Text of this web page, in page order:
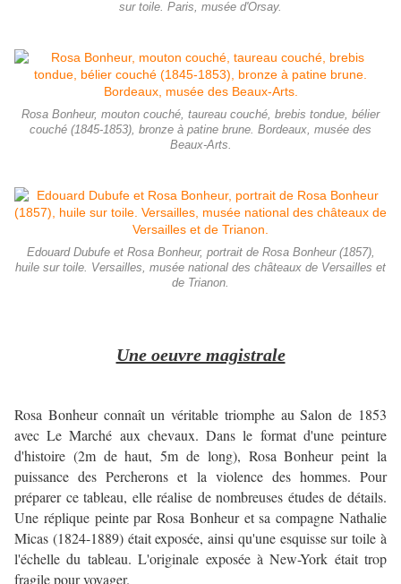
sur toile. Paris, musée d'Orsay.
Rosa Bonheur, mouton couché, taureau couché, brebis tondue, bélier
couché (1845-1853), bronze à patine brune. Bordeaux, musée des
Beaux-Arts.
Edouard Dubufe et Rosa Bonheur, portrait de Rosa Bonheur (1857),
huile sur toile. Versailles, musée national des châteaux de Versailles et
de Trianon.
Une oeuvre magistrale
Rosa Bonheur connaît un véritable triomphe au Salon de 1853
avec Le Marché aux chevaux. Dans le format d'une peinture
d'histoire (2m de haut, 5m de long), Rosa Bonheur peint la
puissance des Percherons et la violence des hommes. Pour
préparer ce tableau, elle réalise de nombreuses études de détails.
Une réplique peinte par Rosa Bonheur et sa compagne Nathalie
Micas (1824-1889) était exposée, ainsi qu'une esquisse sur toile à
l'échelle du tableau. L'originale exposée à New-York était trop
fragile pour voyager.